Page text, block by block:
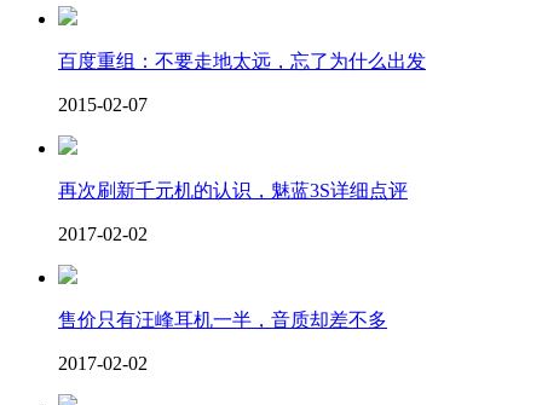
百度重组：不要走地太远，忘了为什么出发
2015-02-07
再次刷新千元机的认识，魅蓝3S详细点评
2017-02-02
售价只有汪峰耳机一半，音质却差不多
2017-02-02